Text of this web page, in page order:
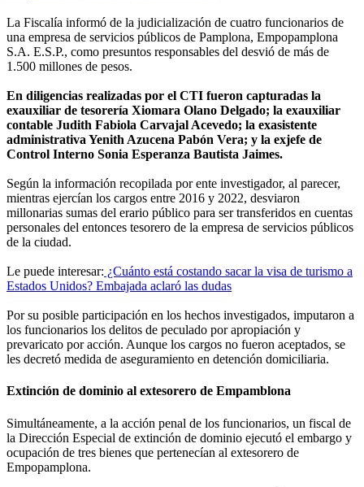
La Fiscalía informó de la judicialización de cuatro funcionarios de
una empresa de servicios públicos de Pamplona, Empopamplona
S.A. E.S.P., como presuntos responsables del desvió de más de
1.500 millones de pesos.
En diligencias realizadas por el CTI fueron capturadas la
exauxiliar de tesorería Xiomara Olano Delgado; la exauxiliar
contable Judith Fabiola Carvajal Acevedo; la exasistente
administrativa Yenith Azucena Pabón Vera; y la exjefe de
Control Interno Sonia Esperanza Bautista Jaimes.
Según la información recopilada por ente investigador, al parecer,
mientras ejercían los cargos entre 2016 y 2022, desviaron
millonarias sumas del erario público para ser transferidos en cuentas
personales del entonces tesorero de la empresa de servicios públicos
de la ciudad.
Le puede interesar: ¿Cuánto está costando sacar la visa de turismo a
Estados Unidos? Embajada aclaró las dudas
Por su posible participación en los hechos investigados, imputaron a
los funcionarios los delitos de peculado por apropiación y
prevaricato por acción. Aunque los cargos no fueron aceptados, se
les decretó medida de aseguramiento en detención domiciliaria.
Extinción de dominio al extesorero de Empamblona
Simultáneamente, a la acción penal de los funcionarios, un fiscal de
la Dirección Especial de extinción de dominio ejecutó el embargo y
ocupación de tres bienes que pertenecían al extesorero de
Empopamplona.